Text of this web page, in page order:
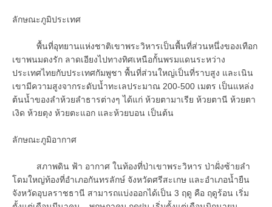
ลักษณะภูมิประเทศ
พื้นที่อุทยานแห่งชาติเขาพระวิหารเป็นพื้นที่ส่วนหนึ่งของเทือก
เขาพนมดงรัก ลาดเอียงไปทางทิศเหนือกั้นพรมแดนระหว่าง
ประเทศไทยกับประเทศกัมพูชา พื้นที่ส่วนใหญ่เป็นที่ราบสูง และเนิน
เขามีความสูงจากระดับน้ำทะเลประมาณ 200-500 เมตร เป็นแหล่ง
ต้นน้ำของลำห้วยลำธารต่างๆ ได้แก่ ห้วยตามาเรีย ห้วยตานี ห้วยตา
เงิด ห้วยตุง ห้วยตะแอก และห้วยบอน เป็นต้น
ลักษณะภูมิอากาศ
สภาพดิน ฟ้า อากาศ ในท้องที่ป่าเขาพระวิหาร ป่าฝั่งซ้ายลำ
โดมใหญ่ท้องที่อำเภอกันทรลักษ์ จังหวัดศรีสะเกษ และอำเภอน้ำยืน
จังหวัดอุบลราชธานี สามารถแบ่งออกได้เป็น 3 ฤดู คือ ฤดูร้อน เริ่ม